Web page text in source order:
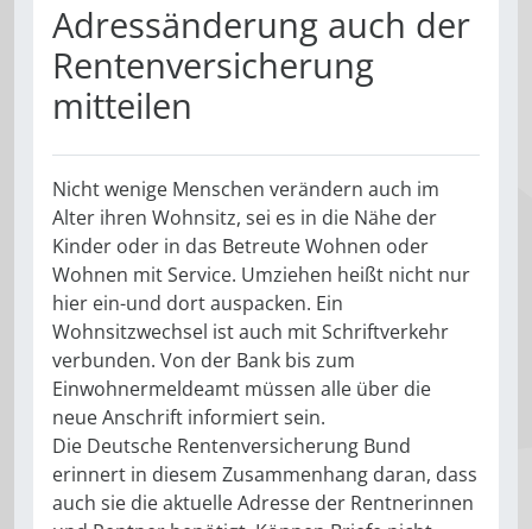
Adressänderung auch der
Rentenversicherung
mitteilen
Nicht wenige Menschen verändern auch im
Alter ihren Wohnsitz, sei es in die Nähe der
Kinder oder in das Betreute Wohnen oder
Wohnen mit Service. Umziehen heißt nicht nur
hier ein-und dort auspacken. Ein
Wohnsitzwechsel ist auch mit Schriftverkehr
verbunden. Von der Bank bis zum
Einwohnermeldeamt müssen alle über die
neue Anschrift informiert sein.
Die Deutsche Rentenversicherung Bund
erinnert in diesem Zusammenhang daran, dass
auch sie die aktuelle Adresse der Rentnerinnen